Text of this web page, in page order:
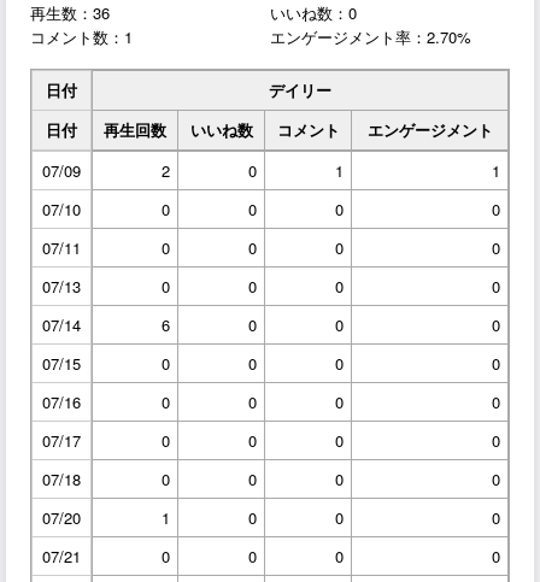
再生数：36
いいね数：0
コメント数：1
エンゲージメント率：2.70%
日付
デイリー
日付
再生回数 いいね数 コメント
エンゲージメント
07/09
2 0 1
1
07/10
0 0 0
0
07/11
0 0 0
0
07/13
0 0 0
0
07/14
6 0 0
0
07/15
0 0 0
0
07/16
0 0 0
0
07/17
0 0 0
0
07/18
0 0 0
0
07/20
1 0 0
0
07/21
0 0 0
0